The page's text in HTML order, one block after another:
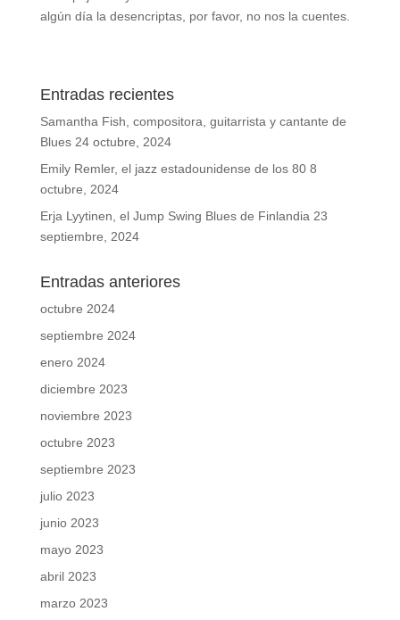
algún día la desencriptas, por favor, no nos la cuentes.
Entradas recientes
Samantha Fish, compositora, guitarrista y cantante de
Blues 24 octubre, 2024
Emily Remler, el jazz estadounidense de los 80 8
octubre, 2024
Erja Lyytinen, el Jump Swing Blues de Finlandia 23
septiembre, 2024
Entradas anteriores
octubre 2024
septiembre 2024
enero 2024
diciembre 2023
noviembre 2023
octubre 2023
septiembre 2023
julio 2023
junio 2023
mayo 2023
abril 2023
marzo 2023